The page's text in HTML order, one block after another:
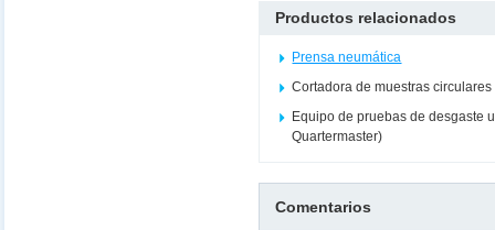
Productos relacionados
Prensa neumática
Cortadora de muestras
Equipo de pruebas de desgaste
Quartermaster)
Comentarios